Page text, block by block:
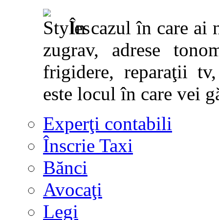
În cazul în care ai
zugrav, adrese
frigidere, reparaţii
este locul în care vei
Experţi contabili
Înscrie Taxi
Bănci
Avocaţi
Legi